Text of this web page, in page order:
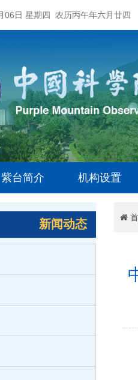
06日 星期四 农历丙午年六月廿四
紫台简介 机构设置
新闻动态